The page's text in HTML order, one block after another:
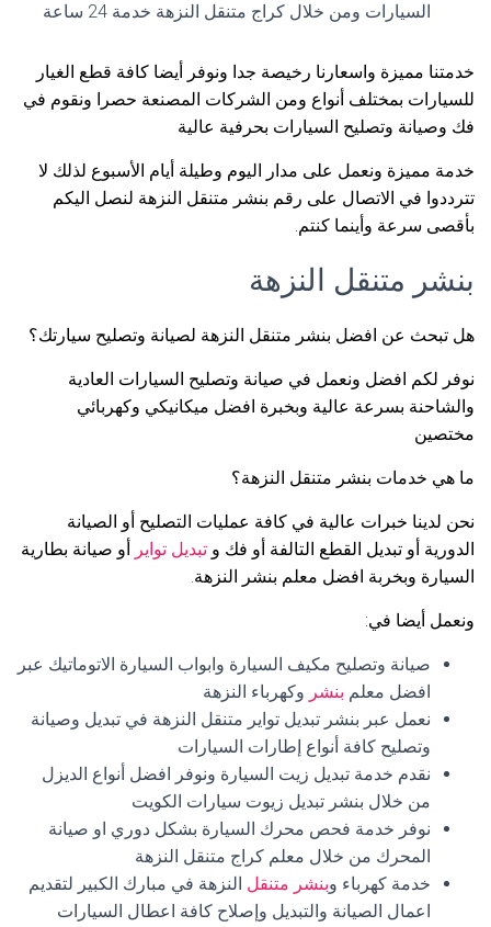
السيارات ومن خلال كراج متنقل النزهة خدمة 24 ساعة
خدمتنا مميزة واسعارنا رخيصة جدا ونوفر أيضا كافة قطع الغيار
للسيارات بمختلف أنواع ومن الشركات المصنعة حصرا ونقوم في
فك وصيانة وتصليح السيارات بحرفية عالية
خدمة مميزة ونعمل على مدار اليوم وطيلة أيام الأسبوع لذلك لا
تترددوا في الاتصال على رقم بنشر متنقل النزهة لنصل اليكم
بأقصى سرعة وأينما كنتم.
بنشر متنقل النزهة
هل تبحث عن افضل بنشر متنقل النزهة لصيانة وتصليح سيارتك؟
نوفر لكم افضل ونعمل في صيانة وتصليح السيارات العادية
والشاحنة بسرعة عالية وبخبرة افضل ميكانيكي وكهربائي
مختصين
ما هي خدمات بنشر متنقل النزهة؟
نحن لدينا خبرات عالية في كافة عمليات التصليح أو الصيانة
الدورية أو تبديل القطع التالفة أو فك و تبديل تواير أو صيانة بطارية
السيارة وبخربة افضل معلم بنشر النزهة.
ونعمل أيضا في:
صيانة وتصليح مكيف السيارة وابواب السيارة الاتوماتيك عبر
افضل معلم بنشر وكهرباء النزهة
نعمل عبر بنشر تبديل تواير متنقل النزهة في تبديل وصيانة
وتصليح كافة أنواع إطارات السيارات
نقدم خدمة تبديل زيت السيارة ونوفر افضل أنواع الديزل
من خلال بنشر تبديل زيوت سيارات الكويت
نوفر خدمة فحص محرك السيارة بشكل دوري او صيانة
المحرك من خلال معلم كراج متنقل النزهة
خدمة كهرباء وبنشر متنقل النزهة في مبارك الكبير لتقديم
اعمال الصيانة والتبديل وإصلاح كافة اعطال السيارات